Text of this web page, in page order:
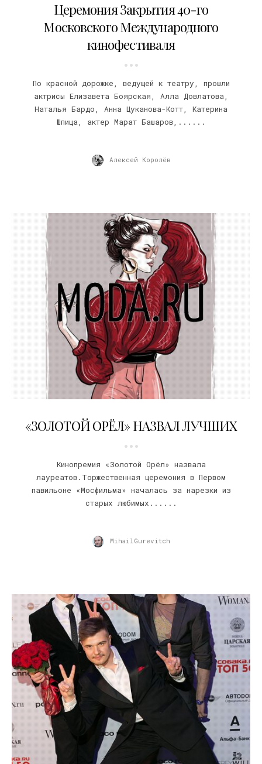
Церемония Закрытия 40-го
Московского Международного
кинофестиваля
По красной дорожке, ведущей к театру, прошли
актрисы Елизавета Боярская, Алла Довлатова,
Наталья Бардо, Анна Цуканова-Котт, Катерина
Шпица, актер Марат Башаров,......
Алексей Королёв
«ЗОЛОТОЙ ОРЁЛ» НАЗВАЛ ЛУЧШИХ
Кинопремия «Золотой Орёл» назвала
лауреатов.Торжественная церемония в Первом
павильоне «Мосфильма» началась за нарезки из
старых любимых......
MihailGurevitch